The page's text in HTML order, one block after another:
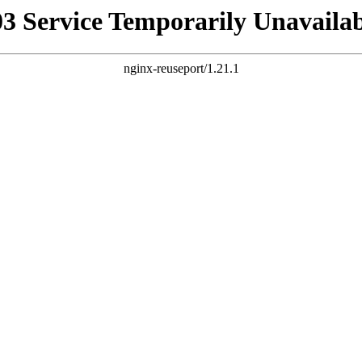
Service Temporarily
nginx-reuseport/1.21.1